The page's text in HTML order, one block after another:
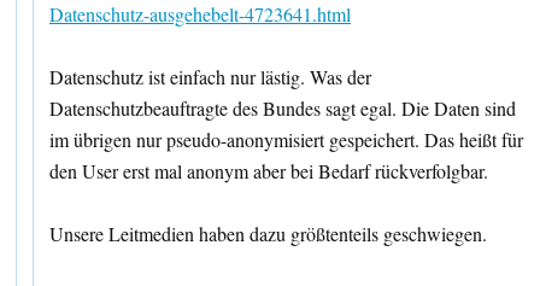
Datenschutz-ausgehebelt-4723641.html
Datenschutz ist einfach nur lästig. Was der
Datenschutzbeauftragte des Bundes sagt egal. Die Daten sind
im übrigen nur pseudo-anonymisiert gespeichert. Das heißt für
den User erst mal anonym aber bei Bedarf rückverfolgbar.
Unsere Leitmedien haben dazu größtenteils geschwiegen.